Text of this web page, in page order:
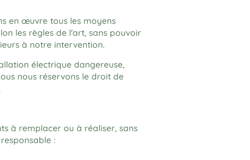
en œuvre tous les moyens
les règles de l'art, sans pouvoir
à notre intervention.
électrique dangereuse,
nous réservons le droit de
à remplacer ou à réaliser, sans
: